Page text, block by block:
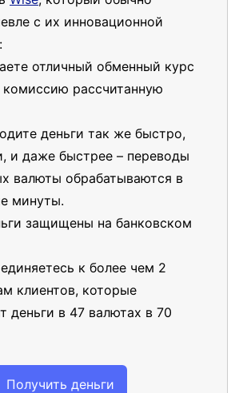
с их инновационной
отличный обменный курс
рассчитанную
деньги так же быстро,
и даже быстрее – переводы
валюты обрабатываются в
минуты.
защищены на банковском
к более чем 2
клиентов, которые
деньги в 47 валютах в 70
Получить деньги